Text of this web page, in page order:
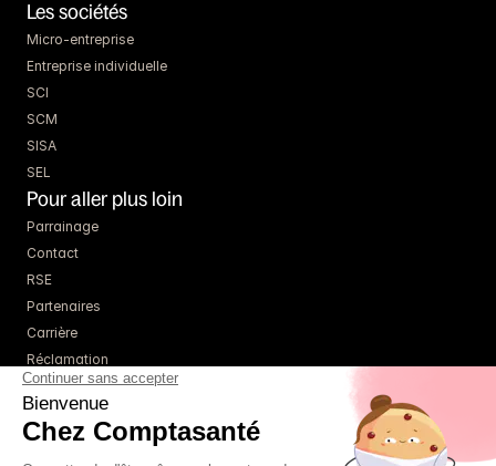
Les sociétés
Micro-entreprise
Entreprise individuelle
SCI
SCM
SISA
SEL
Pour aller plus loin
Parrainage
Contact
RSE
Partenaires
Carrière
Réclamation
Ressources
Blog
Guides